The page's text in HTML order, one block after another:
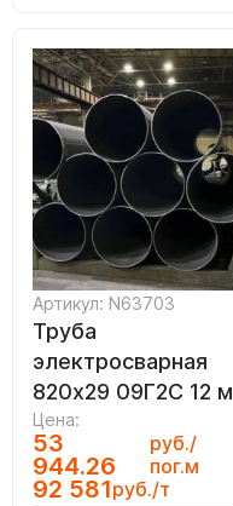
Артикул: N63703
Труба
электросварная
820х29 09Г2С 12 м
Цена:
53
944.26
руб./
пог.м
92 581руб./т